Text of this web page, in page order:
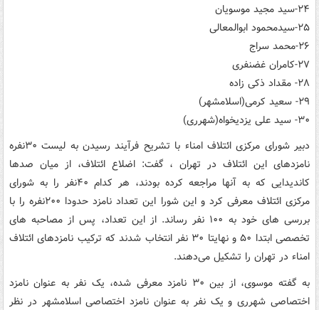
۲۴-سید مجید موسویان
۲۵-سیدمحمود ابوالمعالی
۲۶-محمد سراج
۲۷-کامران غضنفری
۲۸- مقداد ذکی زاده
۲۹- سعید کرمی(اسلامشهر)
۳۰- سید علی یزدیخواه(شهرری)
دبیر شورای مرکزی ائتلاف امناء با تشریح فرآیند رسیدن به لیست ۳۰نفره
نامزدهای این ائتلاف در تهران ، گفت: اضلاع ائتلاف، از میان صدها
کاندیدایی که به آنها مراجعه کرده بودند، هر کدام ۴۰نفر را به شورای
مرکزی ائتلاف معرفی کرد و این شورا این تعداد نامزد حدودا ۲۰۰نفره را با
بررسی های خود به ۱۰۰ نفر رساند. از این تعداد، پس از مصاحبه های
تخصصی ابتدا ۵۰ و نهایتا ۳۰ نفر انتخاب شدند که ترکیب نامزدهای ائتلاف
امناء در تهران را تشکیل می‌دهند.
به گفته موسوی، از بین ۳۰ نامزد معرفی شده، یک نفر به عنوان نامزد
اختصاصی شهرری و یک نفر به عنوان نامزد اختصاصی اسلامشهر در نظر